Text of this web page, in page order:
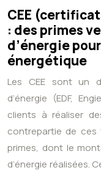
CEE
: des primes
d’énergie
énergétique
Les CEE sont un
d’énergie (EDF,
clients à réaliser
contrepartie de ces
primes, dont le
d’énergie réalisées.